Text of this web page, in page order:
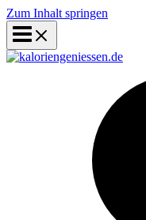
Zum Inhalt springen